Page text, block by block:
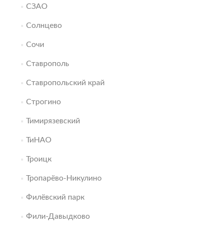
СЗАО
Солнцево
Сочи
Ставрополь
Ставропольский край
Строгино
Тимирязевский
ТиНАО
Троицк
Тропарёво-Никулино
Филёвский парк
Фили-Давыдково